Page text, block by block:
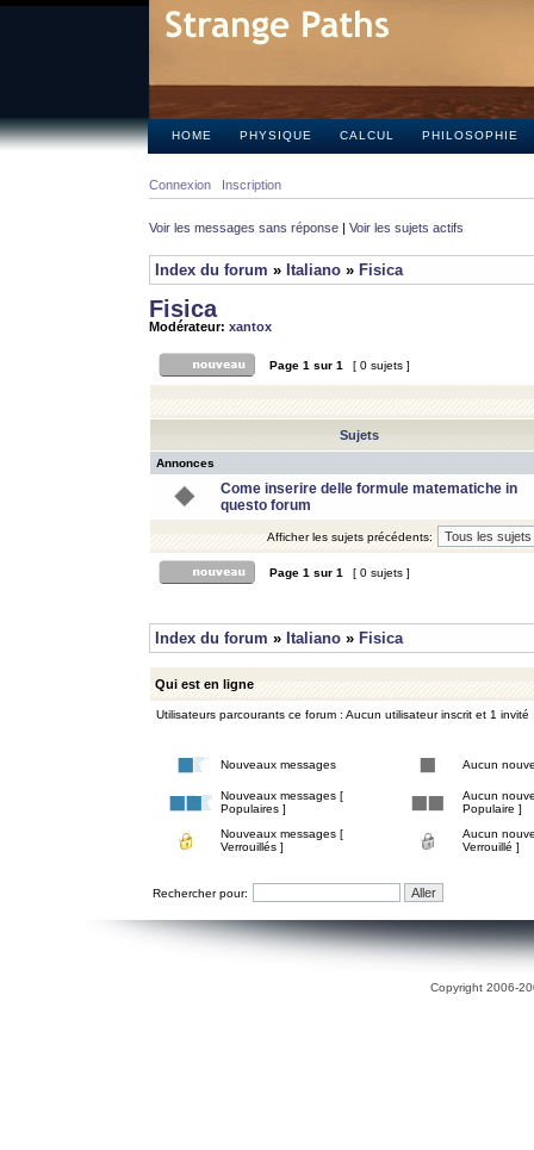
HOME PHYSIQUE CALCUL PHILOSOPHIE
Connexion Inscription
Voir les messages sans réponse | Voir les sujets actifs
Index du forum » Italiano » Fisica
Fisica
Modérateur: xantox
Page 1 sur 1 [ 0 sujets ]
Sujets
Annonces
Come inserire delle formule matematiche in
questo forum
Afficher les sujets précédents:
Page 1 sur 1 [ 0 sujets ]
Index du forum » Italiano » Fisica
Qui est en ligne
Utilisateurs parcourants ce forum : Aucun utilisateur inscrit et 1 invité
Nouveaux messages Aucun
Nouveaux messages [
Populaires ]
Aucun
Populaire ]
Nouveaux messages [
Verrouillés ]
Aucun
Verrouillé ]
Rechercher pour:
Copyright 2006-